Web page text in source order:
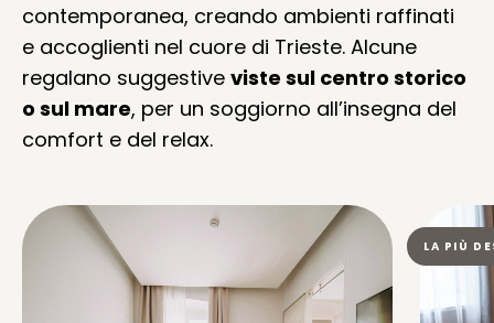
contemporanea, creando ambienti raffinati
e accoglienti nel cuore di Trieste. Alcune
regalano suggestive viste sul centro storico
o sul mare, per un soggiorno all’insegna del
comfort e del relax.
LA PIÙ